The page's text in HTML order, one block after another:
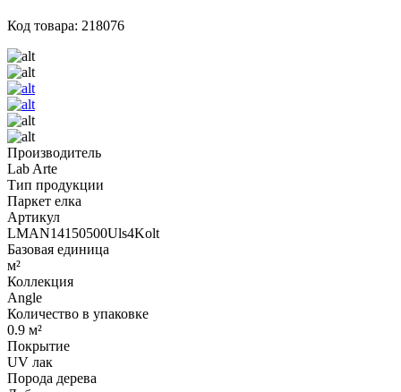
Код товара: 218076
Производитель
Lab Arte
Тип продукции
Паркет елка
Артикул
LMAN14150500Uls4Kolt
Базовая единица
м²
Коллекция
Angle
Количество в упаковке
0.9 м²
Покрытие
UV лак
Порода дерева